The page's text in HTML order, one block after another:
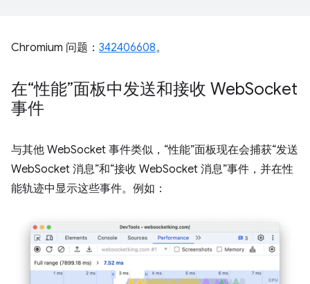
Chromium 问题： 342406608。
在“性能”面板中发送和接收 WebSocket
事件
与其他 WebSocket 事件类似，“性能”面板现在会捕获“发送
WebSocket 消息”和“接收 WebSocket 消息”事件，并在性
能轨迹中显示这些事件。 例如：